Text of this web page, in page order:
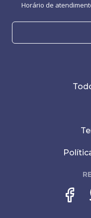
Horário de